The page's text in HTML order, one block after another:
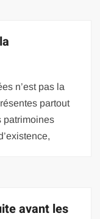
n’est pas la
partout
patrimoines
avant les